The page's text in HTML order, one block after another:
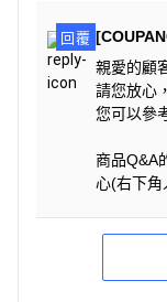
回覆
親愛的顧
請您放心
您可以參
商品Q&A
心(右下角